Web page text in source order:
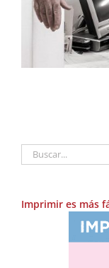
Buscar:
Imprimir es más